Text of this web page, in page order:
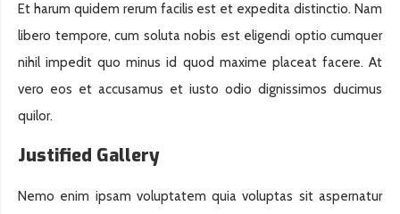
Et harum quidem rerum facilis est et expedita distinctio. Nam
libero tempore, cum soluta nobis est eligendi optio cumquer
nihil impedit quo minus id quod maxime placeat facere. At
vero eos et accusamus et iusto odio dignissimos ducimus
quilor.
Justified Gallery
Nemo enim ipsam voluptatem quia voluptas sit aspernatur